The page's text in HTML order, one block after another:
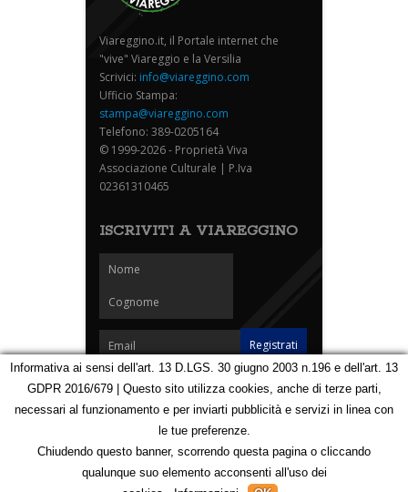
Viareggino.it, il Portale internet che
"vive" Viareggio e la Versilia
Scrivici: info@viareggino.com
Ufficio Stampa:
stampa@viareggino.com
Telefono: 389-0205164
© 1999-2026 - Proprietà Viva
Associazione Culturale | P.Iva
02361310465
ISCRIVITI A VIAREGGINO
Homepage Notizie Speciali Eventi Foto Carnevale
Partners
Contatti
Mappa
123199053
Informativa ai sensi dell'art. 13 D.LGS. 30 giugno 2003 n.196 e dell'art. 13
GDPR 2016/679 | Questo sito utilizza cookies, anche di terze parti,
necessari al funzionamento e per inviarti pubblicità e servizi in linea con
le tue preferenze.
Chiudendo questo banner, scorrendo questa pagina o cliccando
qualunque suo elemento acconsenti all'uso dei